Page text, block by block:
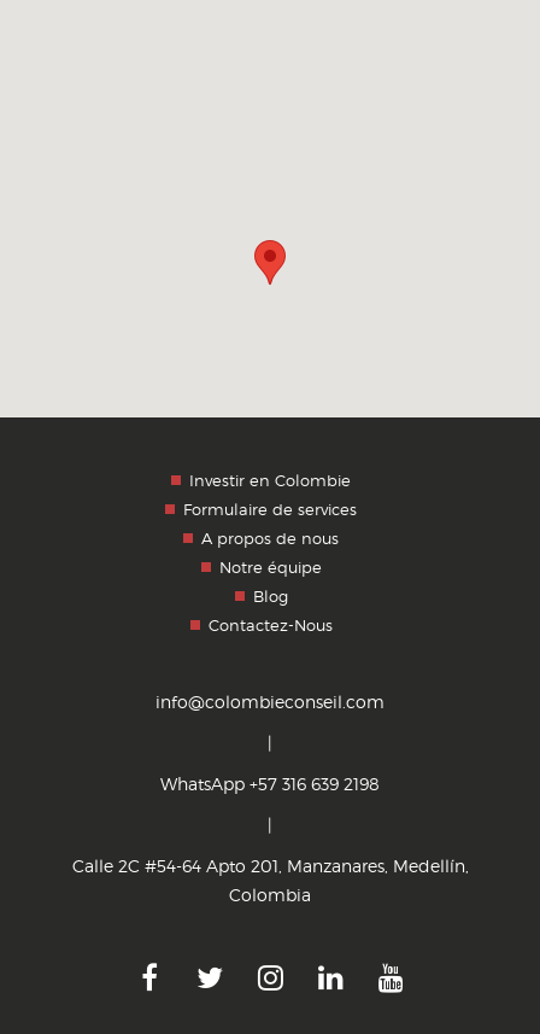
Investir en Colombie
Formulaire de services
A propos de nous
Notre équipe
Blog
Contactez-Nous
info@colombieconseil.com
|
WhatsApp +57 316 639 2198
|
Calle 2C #54-64 Apto 201, Manzanares, Medellín,
Colombia